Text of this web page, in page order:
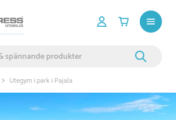
Utegym i park i Pajala